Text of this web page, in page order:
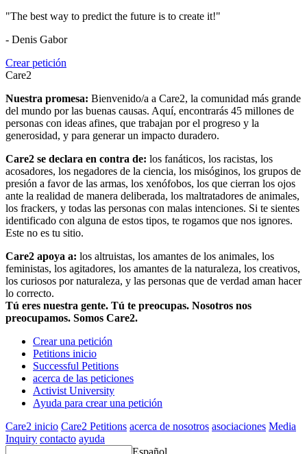
"The best way to predict the future is to create it!"
- Denis Gabor
Crear petición
Care2
Nuestra promesa: Bienvenido/a a Care2, la comunidad más grande
del mundo por las buenas causas. Aquí, encontrarás 45 millones de
personas con ideas afines, que trabajan por el progreso y la
generosidad, y para generar un impacto duradero.
Care2 se declara en contra de: los fanáticos, los racistas, los
acosadores, los negadores de la ciencia, los misóginos, los grupos de
presión a favor de las armas, los xenófobos, los que cierran los ojos
ante la realidad de manera deliberada, los maltratadores de animales,
los frackers, y todas las personas con malas intenciones. Si te sientes
identificado con alguna de estos tipos, te rogamos que nos ignores.
Este no es tu sitio.
Care2 apoya a: los altruistas, los amantes de los animales, los
feministas, los agitadores, los amantes de la naturaleza, los creativos,
los curiosos por naturaleza, y las personas que de verdad aman hacer
lo correcto.
Tú eres nuestra gente. Tú te preocupas. Nosotros nos
preocupamos. Somos Care2.
Crear una petición
Petitions inicio
Successful Petitions
acerca de las peticiones
Activist University
Ayuda para crear una petición
Care2 inicio Care2 Petitions acerca de nosotros asociaciones Media
Inquiry contacto ayuda